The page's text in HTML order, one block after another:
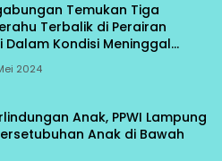
Temukan Tiga
Terbalik di Perairan
Dalam Kondisi Meninggal
2024
Anak, PPWI Lampung
Anak di Bawah